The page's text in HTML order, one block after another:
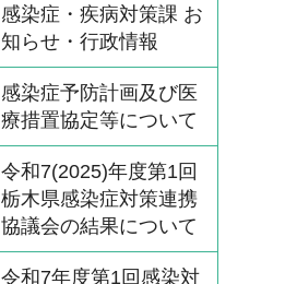
感染症・疾病対策課 お
知らせ・行政情報
感染症予防計画及び医
療措置協定等について
令和7(2025)年度第1回
栃木県感染症対策連携
協議会の結果について
令和7年度第1回感染対